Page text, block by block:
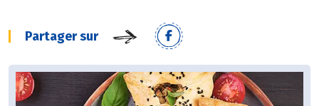
Partager sur